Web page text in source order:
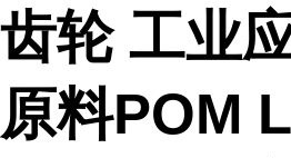
齿轮 工业
原料POM